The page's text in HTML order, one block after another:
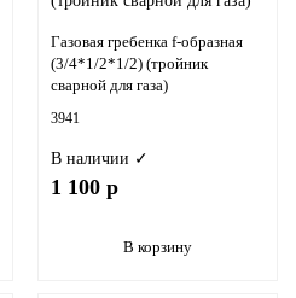
Газовая гребенка f-образная
(3/4*1/2*1/2) (тройник
сварной для газа)
3941
В наличии ✓
1 100 р
В корзину